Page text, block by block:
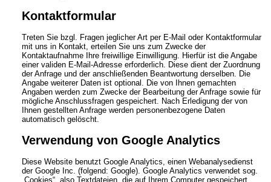
Kontaktformular
Treten Sie bzgl. Fragen jeglicher Art per E-Mail oder Kontaktformular
mit uns in Kontakt, erteilen Sie uns zum Zwecke der
Kontaktaufnahme Ihre freiwillige Einwilligung. Hierfür ist die Angabe
einer validen E-Mail-Adresse erforderlich. Diese dient der Zuordnung
der Anfrage und der anschließenden Beantwortung derselben. Die
Angabe weiterer Daten ist optional. Die von Ihnen gemachten
Angaben werden zum Zwecke der Bearbeitung der Anfrage sowie für
mögliche Anschlussfragen gespeichert. Nach Erledigung der von
Ihnen gestellten Anfrage werden personenbezogene Daten
automatisch gelöscht.
Verwendung von Google Analytics
Diese Website benutzt Google Analytics, einen Webanalysedienst
der Google Inc. (folgend: Google). Google Analytics verwendet sog.
„Cookies“, also Textdateien, die auf Ihrem Computer gespeichert